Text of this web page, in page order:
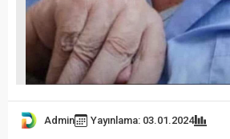
Admin Yayınlama: 03.01.2024